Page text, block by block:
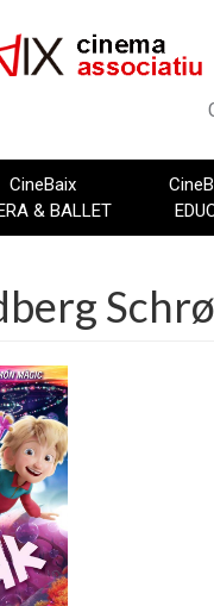
CineBaix
& BALLET